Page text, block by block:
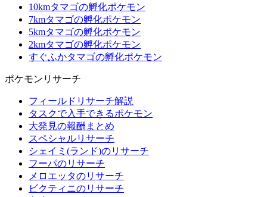
10kmタマゴの孵化ポケモン
7kmタマゴの孵化ポケモン
5kmタマゴの孵化ポケモン
2kmタマゴの孵化ポケモン
すぐふかタマゴの孵化ポケモン
ポケモンリサーチ
フィールドリサーチ解説
タスクで入手できるポケモン
大発見の報酬まとめ
スペシャルリサーチ
シェイミ(ランド)のリサーチ
フーパのリサーチ
メロエッタのリサーチ
ビクティニのリサーチ